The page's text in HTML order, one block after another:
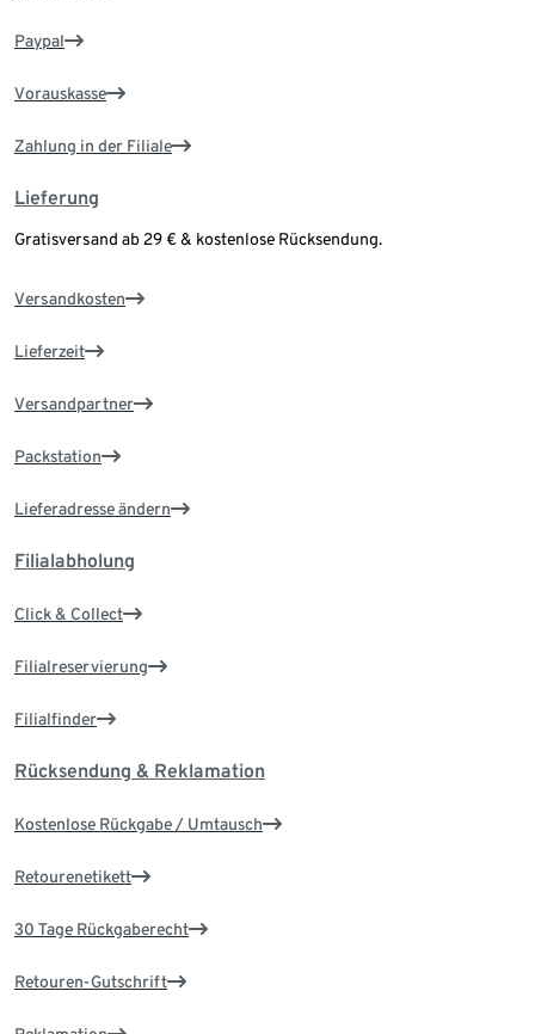
Paypal
Vorauskasse
Zahlung in der Filiale
Lieferung
Gratisversand ab 29 € & kostenlose Rücksendung.
Versandkosten
Lieferzeit
Versandpartner
Packstation
Lieferadresse ändern
Filialabholung
Click & Collect
Filialreservierung
Filialfinder
Rücksendung & Reklamation
Kostenlose Rückgabe / Umtausch
Retourenetikett
30 Tage Rückgaberecht
Retouren-Gutschrift